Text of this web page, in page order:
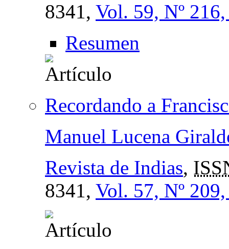
8341, Vol. 59, Nº
Resumen
Recordando a
Manuel Lucena
Revista de Indias,
8341, Vol. 57, Nº